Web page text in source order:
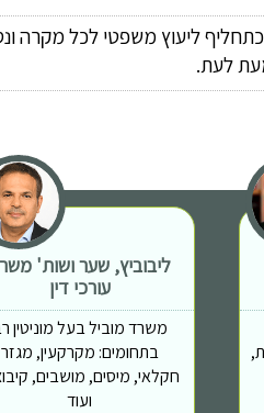
ליעוץ משפטי לכל מקרה
לעת.
ליבוביץ, שער ושות'
עורכי דין
משרד מוביל בעל מוניטין
בתחומים: מקרקעין, מגזר
חקלאי, מיסים, מושבים,
ועוד